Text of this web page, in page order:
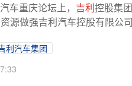
车重庆论坛上， 吉利控股集
源做强吉利汽车控股有限公
利汽车集团